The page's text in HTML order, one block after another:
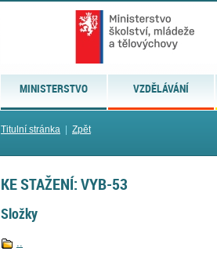
MINISTERSTVO VZDĚLÁVÁNÍ
Titulní stránka Zpět
KE STAŽENÍ: VYB-53
Složky
..